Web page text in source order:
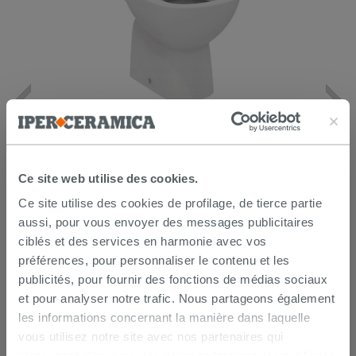
Ce site web utilise des cookies.
Ce site utilise des cookies de profilage, de tierce partie
aussi, pour vous envoyer des messages publicitaires
ciblés et des services en harmonie avec vos
préférences, pour personnaliser le contenu et les
publicités, pour fournir des fonctions de médias sociaux
et pour analyser notre trafic. Nous partageons également
les informations concernant la manière dans laquelle
vous utilisez notre site avec nos partenaires qui
WC à poser Ideal Standard i.Life A
134,90 € /PC
AJOUTER AU PANIER